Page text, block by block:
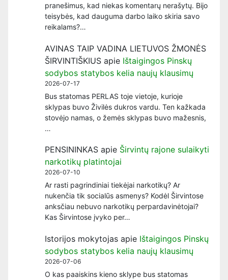
pranešimus, kad niekas komentarų nerašytų. Bijo
teisybės, kad dauguma darbo laiko skiria savo
reikalams?…
AVINAS TAIP VADINA LIETUVOS ŽMONĖS
ŠIRVINTIŠKIUS apie Ištaigingos Pinskų
sodybos statybos kelia naujų klausimų
2026-07-17
Bus statomas PERLAS toje vietoje, kurioje
sklypas buvo Živilės dukros vardu. Ten kažkada
stovėjo namas, o žemės sklypas buvo mažesnis,
…
PENSININKAS apie Širvintų rajone sulaikyti
narkotikų platintojai
2026-07-10
Ar rasti pagrindiniai tiekėjai narkotikų? Ar
nukenčia tik socialūs asmenys? Kodėl Širvintose
anksčiau nebuvo narkotikų perpardavinėtojai?
Kas Širvintose įvyko per…
Istorijos mokytojas apie Ištaigingos Pinskų
sodybos statybos kelia naujų klausimų
2026-07-06
O kas paaiskins kieno sklype bus statomas